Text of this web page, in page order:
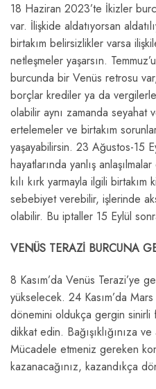
18 Haziran 2023’te İkizler
var. İlişkide aldatıyorsan
birtakım belirsizlikler varsa
netleşmeler yaşarsın.
burcunda bir Venüs retrosu
borçlar krediler ya da
olabilir aynı zamanda seyahat
ertelemeler ve birtakım
yaşayabilirsin. 23 Ağustos-15
hayatlarında yanlış
kılı kırk yarmayla ilgili
sebebiyet verebilir, işlerinde
olabilir. Bu iptaller 15 Eylül
VENÜS TERAZİ BURCUNA
8 Kasım’da Venüs Terazi’ye
yükselecek. 24 Kasım’da Mars
dönemini oldukça gergin
dikkat edin. Bağışıklığınıza
Mücadele etmeniz gereken
kazanacağınız, kazandıkça